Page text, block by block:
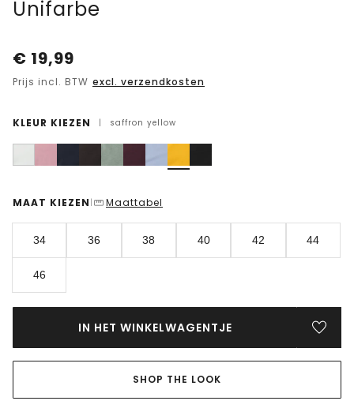
Unifarbe
€ 19,99
Prijs incl. BTW excl. verzendkosten
KLEUR KIEZEN | saffron yellow
MAAT KIEZEN | Maattabel
34 36 38 40 42 44
46
IN HET WINKELWAGENTJE
SHOP THE LOOK